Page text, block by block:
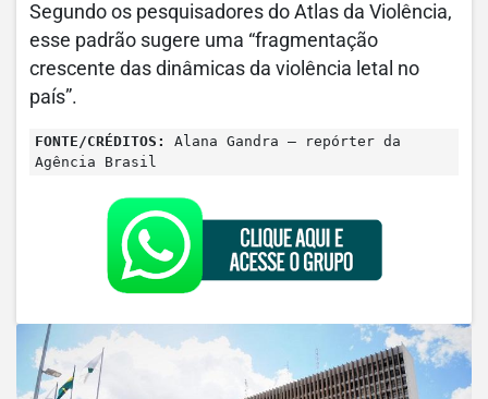
Segundo os pesquisadores do Atlas da Violência,
esse padrão sugere uma “fragmentação
crescente das dinâmicas da violência letal no
país”.
FONTE/CRÉDITOS:
Alana Gandra – repórter da
Agência Brasil